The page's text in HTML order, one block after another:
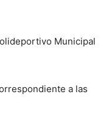
Municipal
a las